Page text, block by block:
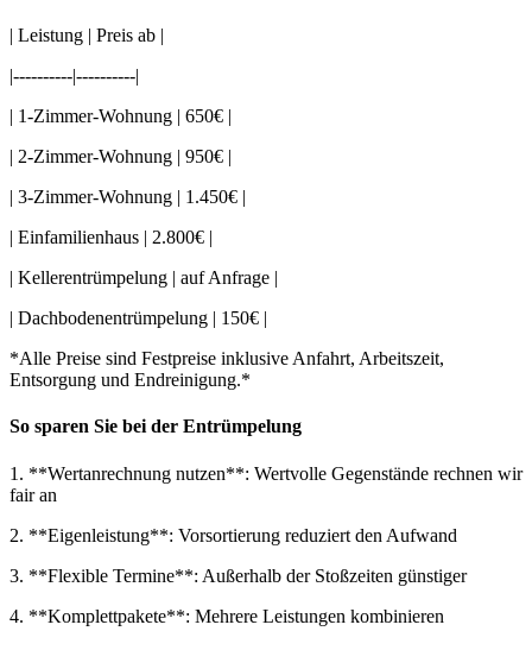
| Leistung | Preis ab |
|----------|----------|
| 1-Zimmer-Wohnung | 650€ |
| 2-Zimmer-Wohnung | 950€ |
| 3-Zimmer-Wohnung | 1.450€ |
| Einfamilienhaus | 2.800€ |
| Kellerentrümpelung | auf Anfrage |
| Dachbodenentrümpelung | 150€ |
*Alle Preise sind Festpreise inklusive Anfahrt, Arbeitszeit,
Entsorgung und Endreinigung.*
So sparen Sie bei der Entrümpelung
1. **Wertanrechnung nutzen**: Wertvolle Gegenstände rechnen wir
fair an
2. **Eigenleistung**: Vorsortierung reduziert den Aufwand
3. **Flexible Termine**: Außerhalb der Stoßzeiten günstiger
4. **Komplettpakete**: Mehrere Leistungen kombinieren